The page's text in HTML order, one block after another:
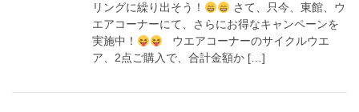
リングに繰り出そう！
さて、只今、東館、ウ
エアコーナーにて、さらにお得なキャンペーンを
実施中！
ウエアコーナーのサイクルウエ
ア、2点ご購入で、合計金額か […]